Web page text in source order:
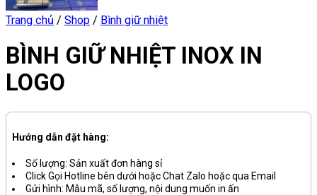
Trang chủ / Shop / Bình giữ nhiệt
BÌNH GIỮ NHIỆT INOX IN
LOGO
Hướng dẫn đặt hàng:
Số lượng: Sản xuất đơn hàng sỉ
Click Gọi Hotline bên dưới hoặc Chat Zalo hoặc qua Email
Gửi hình: Mẫu mã, số lượng, nội dung muốn in ấn